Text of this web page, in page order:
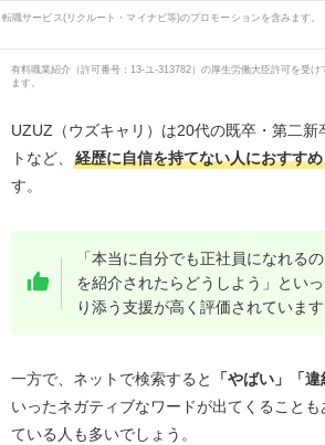
転職サービス(リクルート・マイナビ等)のプロモーションを含みます。
有料職業紹介（許可番号：13-ユ-313782）の厚生労働大臣許可を受け
ます。
UZUZ（ウズキャリ）は20代の既卒・第二新
トなど、
経歴に自信を持てない人におすすめ
す。
「本当に自分でも正社員になれる
を紹介されたらどうしよう」とい
り添う支援が高く評価されています
一方で、ネットで検索すると 「やばい」「
いったネガティブなワードが出てくること
ている人も多いでしょう。